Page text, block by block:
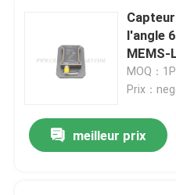
l'angle
MEMS-
MOQ：
Prix：
meilleur prix